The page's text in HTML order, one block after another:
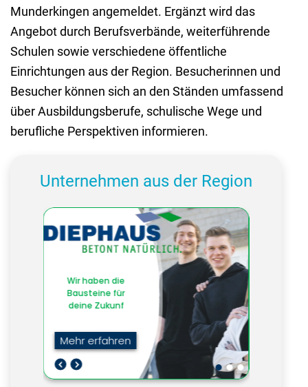
Munderkingen angemeldet. Ergänzt wird das
Angebot durch Berufsverbände, weiterführende
Schulen sowie verschiedene öffentliche
Einrichtungen aus der Region. Besucherinnen und
Besucher können sich an den Ständen umfassend
über Ausbildungsberufe, schulische Wege und
berufliche Perspektiven informieren.
Unternehmen aus der Region